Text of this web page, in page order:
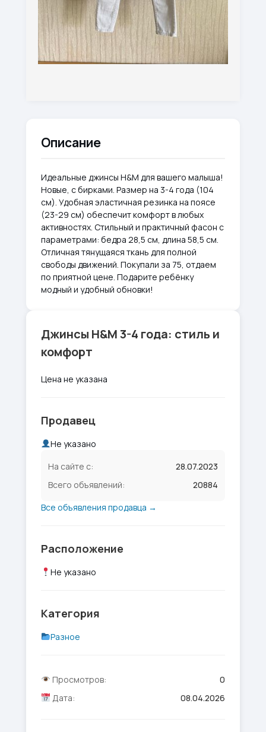
Описание
Идеальные джинсы H&M для вашего малыша!
Новые, с бирками. Размер на 3-4 года (104
см). Удобная эластичная резинка на поясе
(23-29 см) обеспечит комфорт в любых
активностях. Стильный и практичный фасон с
параметрами: бедра 28,5 см, длина 58,5 см.
Отличная тянущаяся ткань для полной
свободы движений. Покупали за 75, отдаем
по приятной цене. Подарите ребёнку
модный и удобный обновки!
Джинсы H&M 3-4 года: стиль и
комфорт
Цена не указана
Продавец
Не указано
На сайте с:
28.07.2023
Всего объявлений:
20884
Все объявления продавца →
Расположение
Не указано
Категория
Разное
Просмотров:
0
Дата:
08.04.2026